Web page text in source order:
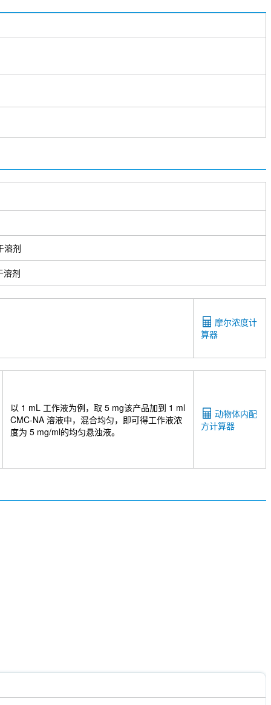
溶剂
溶剂
摩尔浓度计
算器
动物体内配
方计算器
以 1 mL 工作液为例，取 5 mg该产品加到 1 ml
CMC-NA 溶液中，混合均匀，即可得工作液浓
度为 5 mg/ml的均匀悬浊液。